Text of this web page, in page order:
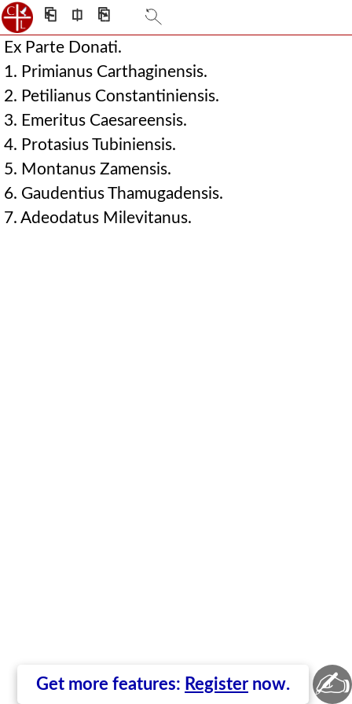
⎗ ⎅ ⎘
Get more features: Register now.
Ex Parte Donati.
1. Primianus Carthaginensis.
2. Petilianus Constantiniensis.
3. Emeritus Caesareensis.
4. Protasius Tubiniensis.
5. Montanus Zamensis.
6. Gaudentius Thamugadensis.
7. Adeodatus Milevitanus.
✍